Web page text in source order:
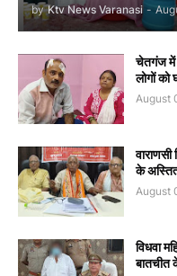
by Ktv News Varanasi -
चेतगंज में
लोगों
August
के
August
विधवा
बातचीत